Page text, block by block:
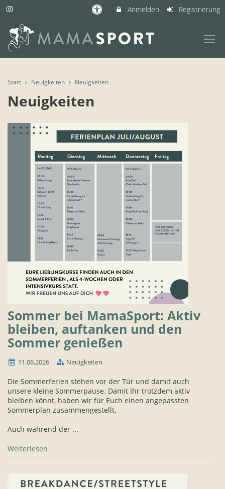
Anmelden Registrierung
Start Neuigkeiten Neuigkeiten
Neuigkeiten
Sommer bei MamaSport: Aktiv
bleiben, auftanken und den
Sommer genießen
11.06.2026 Neuigkeiten
Die Sommerferien stehen vor der Tür und damit auch
unsere kleine Sommerpause. Damit Ihr trotzdem aktiv
bleiben könnt, haben wir für Euch einen angepassten
Sommerplan zusammengestellt.
Auch während der ...
Weiterlesen